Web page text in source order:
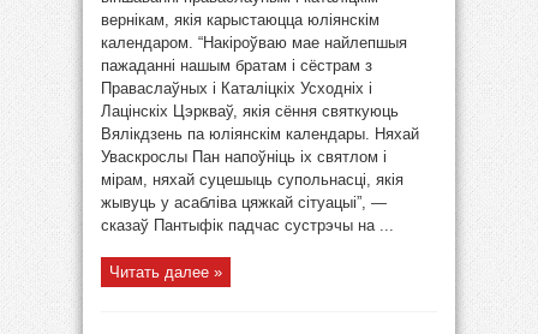
вернікам, якія карыстаюцца юліянскім
календаром. “Накіроўваю мае найлепшыя
пажаданні нашым братам і сёстрам з
Праваслаўных і Каталіцкіх Усходніх і
Лацінскіх Цэркваў, якія сёння святкуюць
Вялікдзень па юліянскім календары. Няхай
Уваскрослы Пан напоўніць іх святлом і
мірам, няхай суцешыць супольнасці, якія
жывуць у асабліва цяжкай сітуацыі”, —
сказаў Пантыфік падчас сустрэчы на ...
Читать далее »